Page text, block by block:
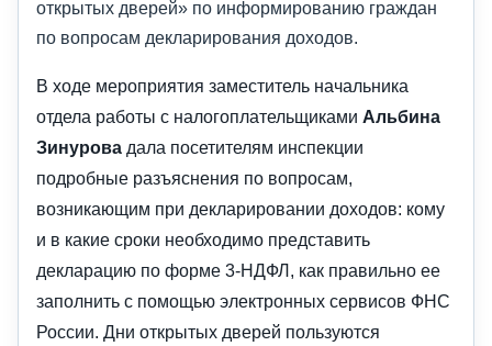
открытых дверей» по информированию граждан
по вопросам декларирования доходов.
В ходе мероприятия заместитель начальника
отдела работы с налогоплательщиками Альбина
Зинурова дала посетителям инспекции
подробные разъяснения по вопросам,
возникающим при декларировании доходов: кому
и в какие сроки необходимо представить
декларацию по форме 3-НДФЛ, как правильно ее
заполнить с помощью электронных сервисов ФНС
России. Дни открытых дверей пользуются